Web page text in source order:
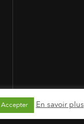
Accepter En savoir plus